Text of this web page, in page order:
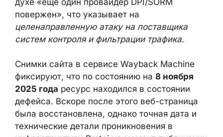
повержен», что указывает на
целенаправленную атаку на поставщика
систем контроля и фильтрации трафика.
фиксируют, что по состоянию на8 ноября
2025 годаресурс находился в состоянии
дефейса. Вскоре после этого веб-страница
была восстановлена, однако точная дата и
технические детали проникновения в
инфраструктуру Protei на момент